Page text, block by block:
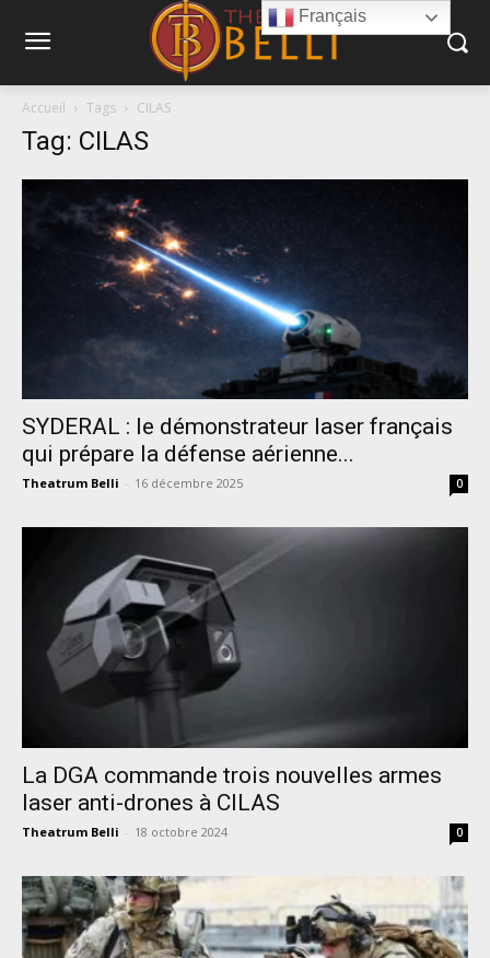
Accueil Tags CILAS
Tag: CILAS
SYDERAL : le démonstrateur laser français
qui prépare la défense aérienne...
Theatrum Belli - 16 décembre 2025 0
La DGA commande trois nouvelles armes
laser anti-drones à CILAS
Theatrum Belli - 18 octobre 2024 0
Français